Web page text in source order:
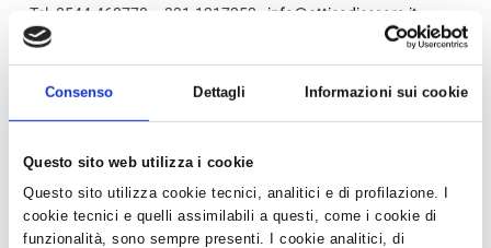
Consenso Dettagli Informazioni sui cookie
Questo sito web utilizza i cookie
Questo sito utilizza cookie tecnici, analitici e di profilazione. I
cookie tecnici e quelli assimilabili a questi, come i cookie di
funzionalità, sono sempre presenti. I cookie analitici, di
Tel. 0544.460778 – 331.1217252 - info@otticadicesare.it
www.otticadicesare.it
Condizioni riservate agli associati:
• lenti da vista per occhiali: sconto 20%
‹ Torna all'elenco